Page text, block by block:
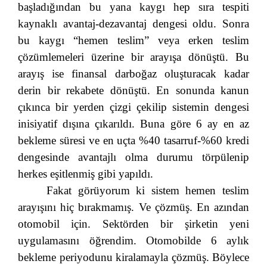
başladığından bu yana kaygı hep sıra tespiti
kaynaklı avantaj-dezavantaj dengesi oldu. Sonra
bu kaygı “hemen teslim” veya erken teslim
çözümlemeleri üzerine bir arayışa dönüştü. Bu
arayış ise finansal darboğaz oluşturacak kadar
derin bir rekabete dönüştü. En sonunda kanun
çıkınca bir yerden çizgi çekilip sistemin dengesi
inisiyatif dışına çıkarıldı. Buna göre 6 ay en az
bekleme süresi ve en uçta %40 tasarruf-%60 kredi
dengesinde avantajlı olma durumu törpülenip
herkes eşitlenmiş gibi yapıldı.
Fakat görüyorum ki sistem hemen teslim
arayışını hiç bırakmamış. Ve çözmüş. En azından
otomobil için. Sektörden bir şirketin yeni
uygulamasını öğrendim. Otomobilde 6 aylık
bekleme periyodunu kiralamayla çözmüş. Böylece